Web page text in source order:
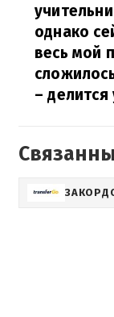
однако
весь мой
– делится